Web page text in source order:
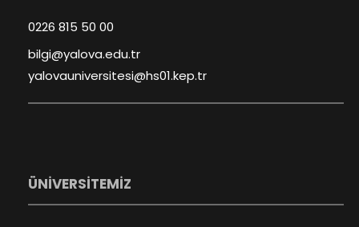
0226 815 50 00
bilgi@yalova.edu.tr
yalovauniversitesi@hs01.kep.tr
ÜNİVERSİTEMİZ